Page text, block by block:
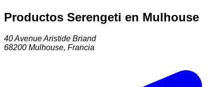
Productos Serengeti en Mulhouse
40 Avenue Aristide Briand
68200 Mulhouse, Francia